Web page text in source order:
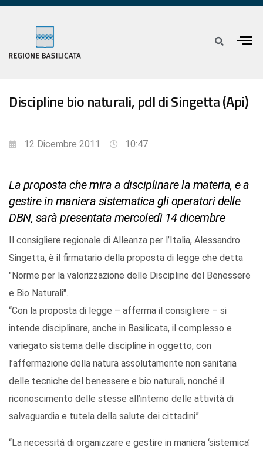
Discipline bio naturali, pdl di Singetta (Api)
12 Dicembre 2011 10:47
La proposta che mira a disciplinare la materia, e a
gestire in maniera sistematica gli operatori delle
DBN, sarà presentata mercoledì 14 dicembre
Il consigliere regionale di Alleanza per l’Italia, Alessandro
Singetta, è il firmatario della proposta di legge che detta
"Norme per la valorizzazione delle Discipline del Benessere
e Bio Naturali".
“Con la proposta di legge – afferma il consigliere – si
intende disciplinare, anche in Basilicata, il complesso e
variegato sistema delle discipline in oggetto, con
l’affermazione della natura assolutamente non sanitaria
delle tecniche del benessere e bio naturali, nonché il
riconoscimento delle stesse all’interno delle attività di
salvaguardia e tutela della salute dei cittadini”.
“La necessità di organizzare e gestire in maniera ‘sistemica’